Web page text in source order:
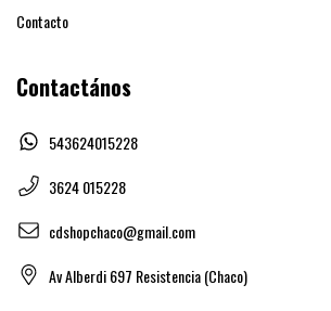
Contacto
Contactános
543624015228
3624 015228
cdshopchaco@gmail.com
Av Alberdi 697 Resistencia (Chaco)